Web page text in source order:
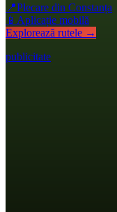
📍Plecare din Constanța
📱 Aplicație mobilă
Explorează rutele →
publicitate